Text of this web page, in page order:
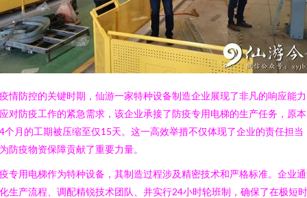
情防控的关键时期，仙游一家特种设备制造企业展现了非凡的响应能
对防疫工作的紧急需求，该企业承接了防疫专用电梯的生产任务，原
个月的工期被压缩至仅15天。这一高效举措不仅体现了企业的责任担当
防疫物资保障贡献了重要力量。
专用电梯作为特种设备，其制造过程涉及精密技术和严格标准。企业
生产流程、调配精锐技术团队、并实行24小时轮班制，确保了在极短